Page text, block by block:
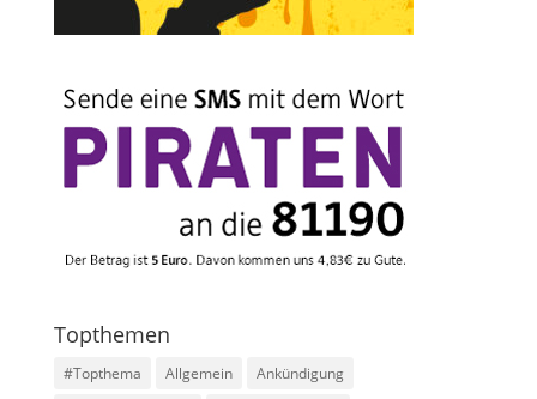
Topthemen
#Topthema Allgemein
Ankündigung